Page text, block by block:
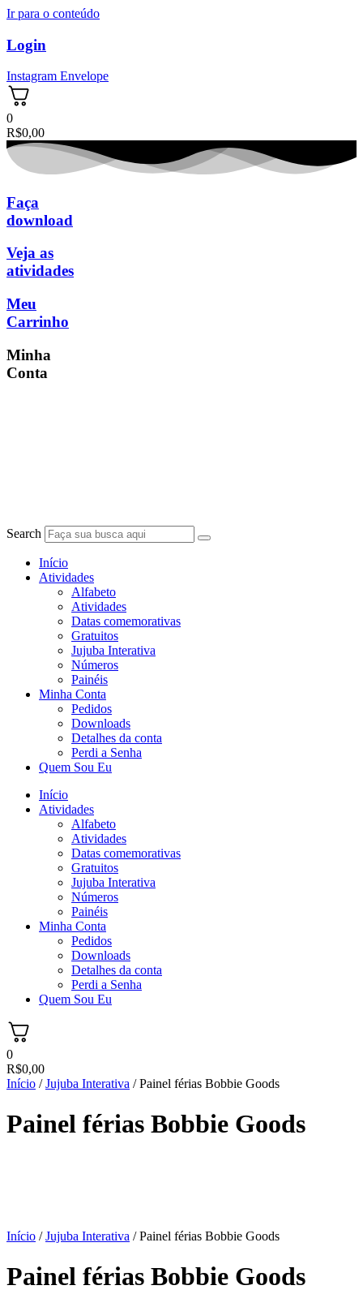
Ir para o conteúdo
Login
Instagram Envelope
0
R$0,00
Faça
download
Veja as
atividades
Meu
Carrinho
Minha
Conta
Search
Início
Atividades
Alfabeto
Atividades
Datas comemorativas
Gratuitos
Jujuba Interativa
Números
Painéis
Minha Conta
Pedidos
Downloads
Detalhes da conta
Perdi a Senha
Quem Sou Eu
Início
Atividades
Alfabeto
Atividades
Datas comemorativas
Gratuitos
Jujuba Interativa
Números
Painéis
Minha Conta
Pedidos
Downloads
Detalhes da conta
Perdi a Senha
Quem Sou Eu
0
R$0,00
Início /Jujuba Interativa / Painel férias Bobbie Goods
Painel férias Bobbie Goods
Início /Jujuba Interativa / Painel férias Bobbie Goods
Painel férias Bobbie Goods